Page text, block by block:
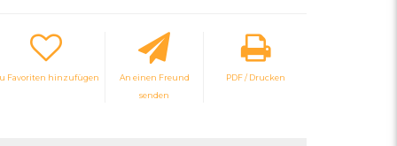
Favoriten hinzufügen
An einen Freund
senden
PDF / Drucken